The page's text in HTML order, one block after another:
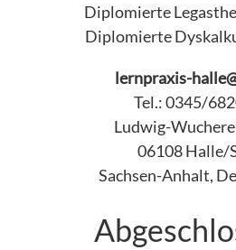
Diplomierte
Diplomierte
lernpraxis-
Tel.: 0345/
Ludwig-
06108 Halle/
Sachsen-Anhalt,